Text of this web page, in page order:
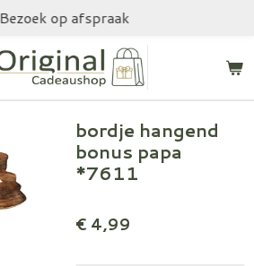
Bezoek op afspraak
bordje hangend
bonus papa
*7611
€ 4,99